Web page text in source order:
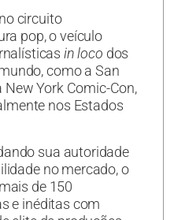
circuito
pop, o veículo
in loco dos
como a San
New York Comic-Con,
nos Estados
sua autoridade
no mercado, o
de 150
e inéditas com